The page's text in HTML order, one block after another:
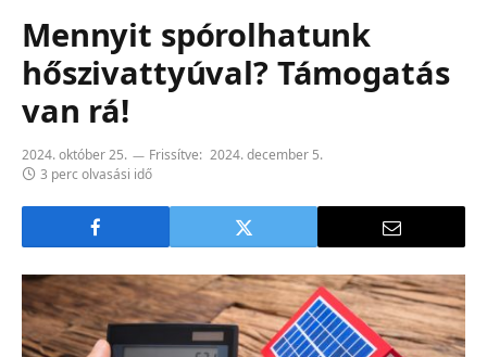
Mennyit spórolhatunk
hőszivattyúval? Támogatás
van rá!
2024. október 25. Frissítve: 2024. december 5.
3 perc olvasási idő